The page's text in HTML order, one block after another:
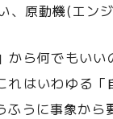
、原動機(エン
から何でもい
れはいわゆる
ふうに事象から